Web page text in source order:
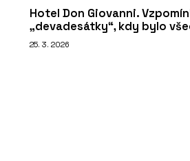
Hotel Don Giovanni.
„devadesátky“, kdy bylo
25. 3. 2026